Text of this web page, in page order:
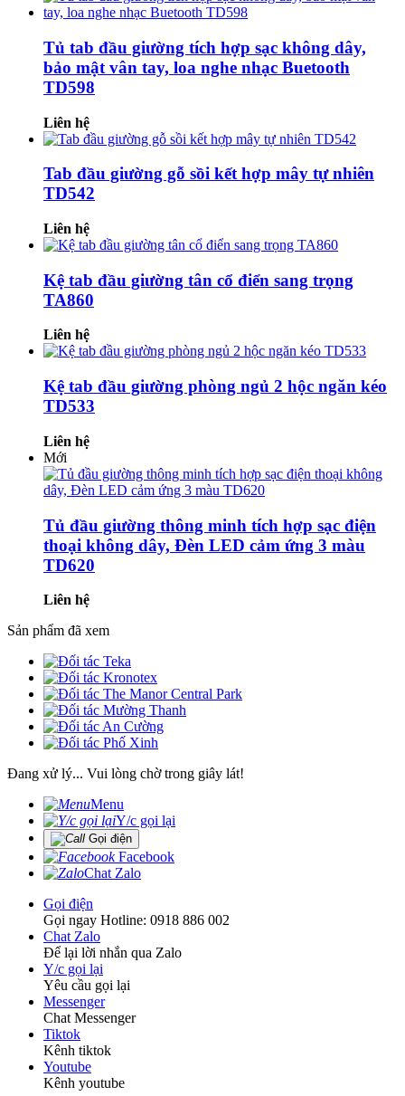
Tủ tab đầu giường tích hợp sạc không dây,
bảo mật vân tay, loa nghe nhạc Buetooth
TD598
Liên hệ
Tab đầu giường gỗ sồi kết hợp mây tự nhiên
TD542
Liên hệ
Kệ tab đầu giường tân cổ điển sang trọng
TA860
Liên hệ
Kệ tab đầu giường phòng ngủ 2 hộc ngăn kéo
TD533
Liên hệ
Mới
Tủ đầu giường thông minh tích hợp sạc điện
thoại không dây, Đèn LED cảm ứng 3 màu
TD620
Liên hệ
Sản phẩm đã xem
Đang xử lý... Vui lòng chờ trong giây lát!
Menu
Y/c gọi lại
Gọi điện
Facebook
Chat Zalo
Gọi điện
Gọi ngay Hotline: 0918 886 002
Chat Zalo
Để lại lời nhắn qua Zalo
Y/c gọi lại
Yêu cầu gọi lại
Messenger
Chat Messenger
Tiktok
Kênh tiktok
Youtube
Kênh youtube